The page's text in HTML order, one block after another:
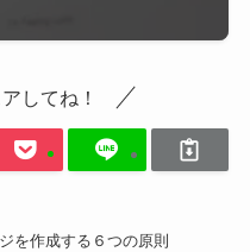
してね！
を作成する６つの原則